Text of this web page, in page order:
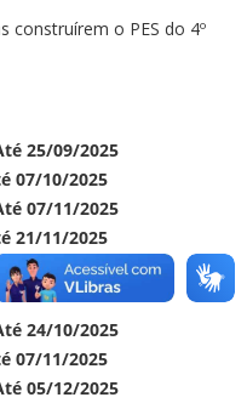
construírem o PES do 4º
25/09/2025
07/10/2025
07/11/2025
21/11/2025
24/10/2025
07/11/2025
05/12/2025